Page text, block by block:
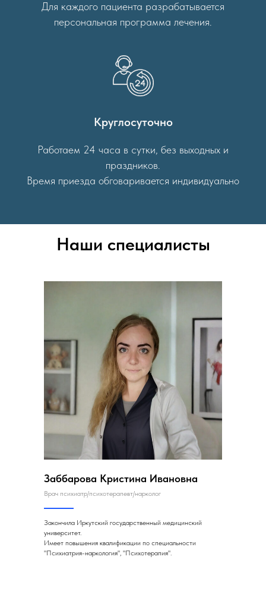
Для каждого пациента разрабатывается
Круглосуточно
Работаем 24 часа в сутки, без выходных и
праздников.
Наши специалисты
Заббарова Кристина Ивановна
Закончила Иркутский государственный медицинский
университет.
Имеет повышения квалификации по специальности